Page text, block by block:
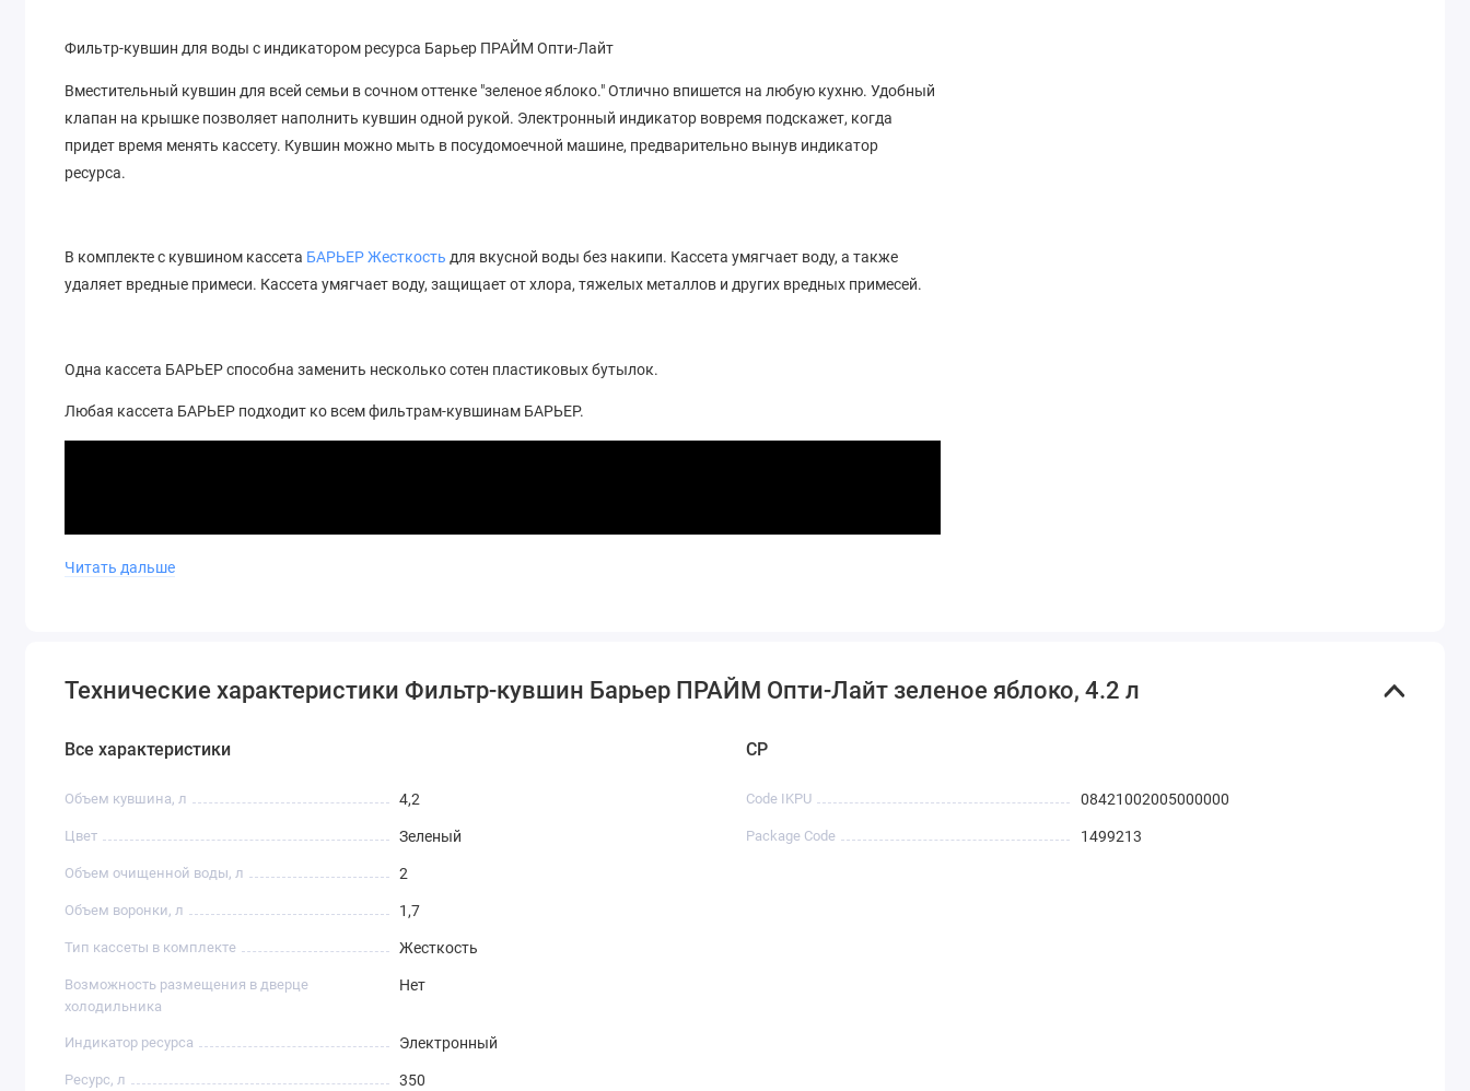
Фильтр-кувшин для воды с индикатором ресурса Барьер ПРАЙМ Опти-Лайт
Вместительный кувшин для всей семьи в сочном оттенке "зеленое яблоко." Отлично впишется на любую кухню. Удобный
клапан на крышке позволяет наполнить кувшин одной рукой. Электронный индикатор вовремя подскажет, когда
придет время менять кассету. Кувшин можно мыть в посудомоечной машине, предварительно вынув индикатор
ресурса.
В комплекте с кувшином кассета БАРЬЕР Жесткость для вкусной воды без накипи. Кассета умягчает воду, а также
удаляет вредные примеси. Кассета умягчает воду, защищает от хлора, тяжелых металлов и других вредных примесей.
Одна кассета БАРЬЕР способна заменить несколько сотен пластиковых бутылок.
Любая кассета БАРЬЕР подходит ко всем фильтрам-кувшинам БАРЬЕР.
Читать дальше
Технические характеристики Фильтр-кувшин Барьер ПРАЙМ Опти-Лайт зеленое яблоко, 4.2 л
Все характеристики
Объем кувшина, л 4,2
Цвет Зеленый
Объем очищенной воды, л 2
Объем воронки, л 1,7
Тип кассеты в комплекте Жесткость
Возможность размещения в дверце
холодильника
Нет
Индикатор ресурса Электронный
Ресурс, л 350
CP
Code IKPU 08421002005000000
Package Code 1499213